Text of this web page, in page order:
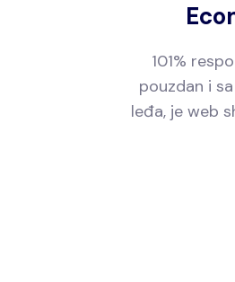
101%
pouzdan i
leđa, je web